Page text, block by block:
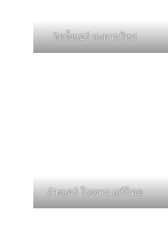
ติดตั้งแอร์ สะพานใหม่
ล้างแอร์ โรงงาน เสรีไทย